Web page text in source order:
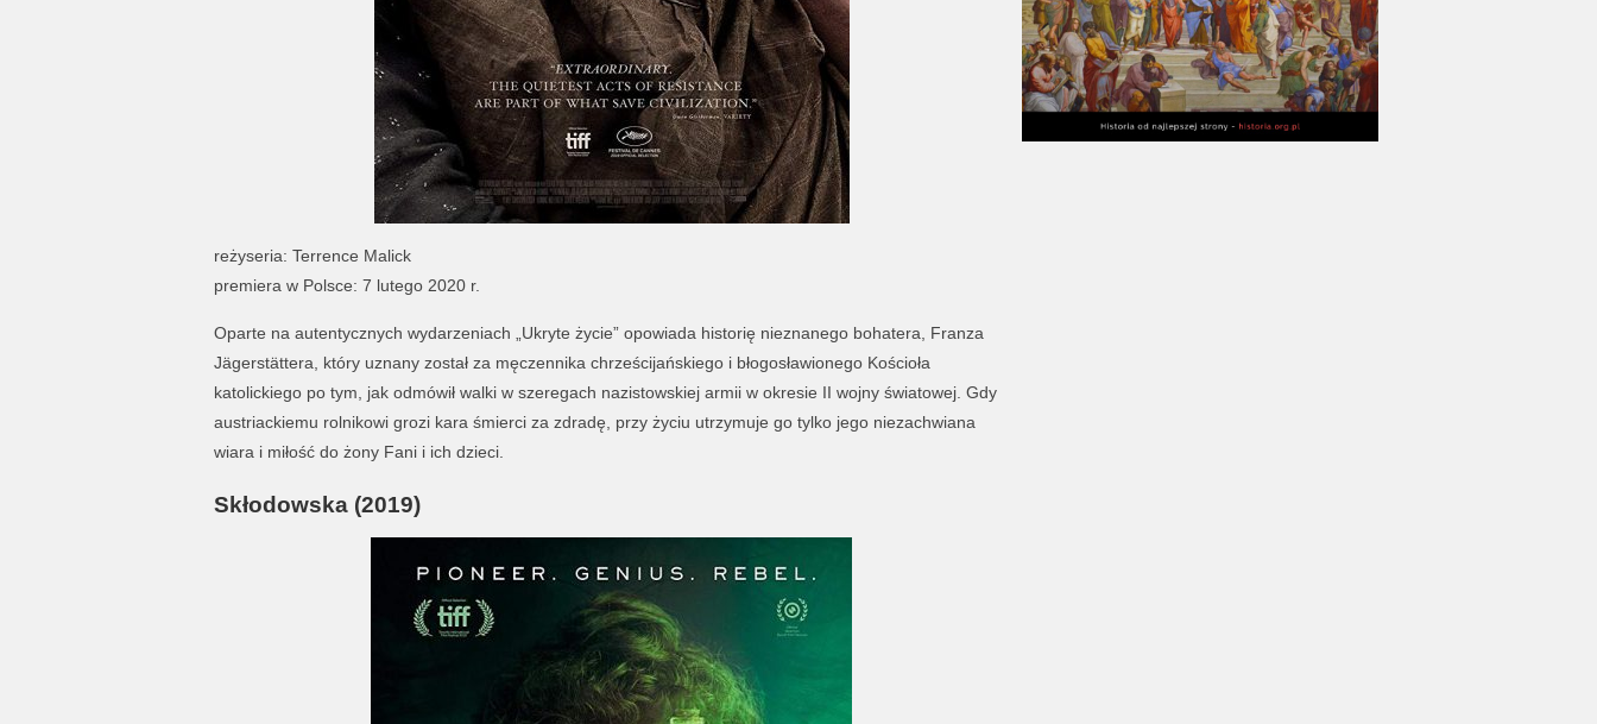
reżyseria: Terrence Malick
premiera w Polsce: 7 lutego 2020 r.
Oparte na autentycznych wydarzeniach „Ukryte życie” opowiada historię nieznanego bohatera, Franza
Jägerstättera, który uznany został za męczennika chrześcijańskiego i błogosławionego Kościoła
katolickiego po tym, jak odmówił walki w szeregach nazistowskiej armii w okresie II wojny światowej. Gdy
austriackiemu rolnikowi grozi kara śmierci za zdradę, przy życiu utrzymuje go tylko jego niezachwiana
wiara i miłość do żony Fani i ich dzieci.
Skłodowska (2019)